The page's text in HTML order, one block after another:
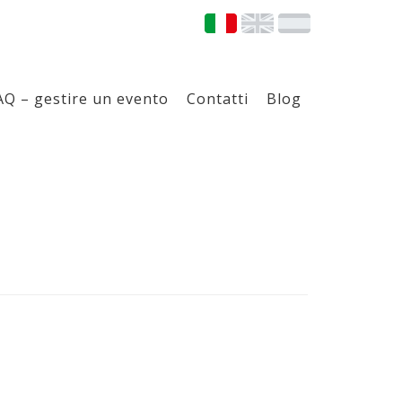
– gestire un evento Contatti Blog